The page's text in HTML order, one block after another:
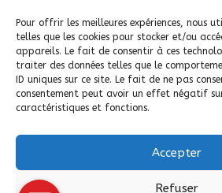
Pour offrir les meilleures expériences, nous
telles que les cookies pour stocker et/ou
appareils. Le fait de consentir à ces
traiter des données telles que le
ID uniques sur ce site. Le fait de ne pas
consentement peut avoir un effet négatif
caractéristiques et fonctions.
Accepter
Refuser
© 2026 Fédération Française de
Tous droits